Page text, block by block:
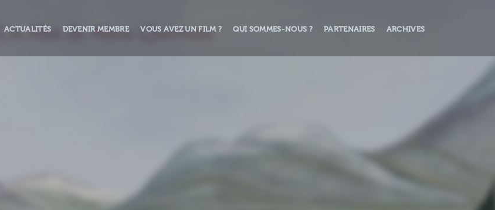
ACTUALITÉS DEVENIR MEMBRE VOUS AVEZ UN FILM ? QUI SOMMES-NOUS ? PARTENAIRES ARCHIVES